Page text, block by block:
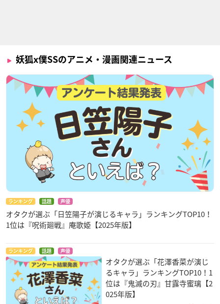
妖狐x僕SSのアニメ・漫画関連ニュース
ランキング 話題 声優
オタクが選ぶ「日笠陽子が演じるキャラ」ランキングTOP10！
1位は『呪術廻戦』庵歌姫【2025年版】
ランキング 話題 声優
オタクが選ぶ「花澤香菜が演じ
るキャラ」ランキングTOP10！1
位は『鬼滅の刃』甘露寺蜜璃【2
025年版】